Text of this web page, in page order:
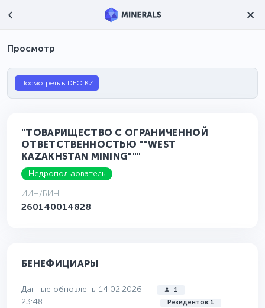
Просмотр
Посмотреть в DFO.KZ
"ТОВАРИЩЕСТВО С ОГРАНИЧЕННОЙ
ОТВЕТСТВЕННОСТЬЮ ""WEST
KAZAKHSTAN MINING"""
Недропользователь
ИИН/БИН:
260140014828
БЕНЕФИЦИАРЫ
Данные обновлены:14.02.2026
23:48
1
Резидентов:1